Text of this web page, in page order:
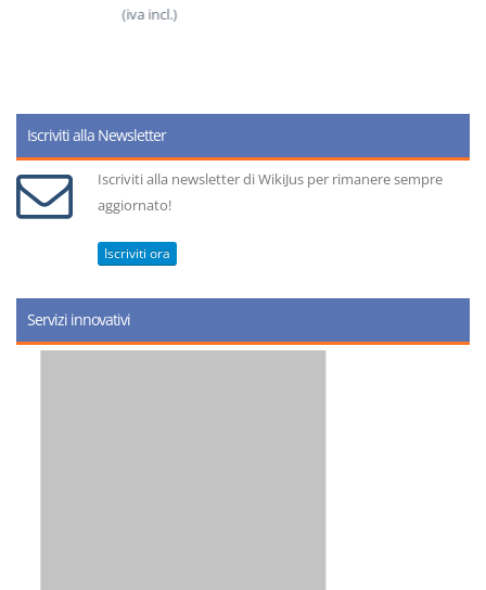
(iva incl.)
Iscriviti alla Newsletter
Iscriviti alla newsletter di WikiJus per rimanere sempre
aggiornato!
Iscriviti ora
Servizi innovativi